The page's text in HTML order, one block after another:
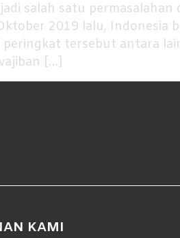
salah satu permasalahan
2019 lalu, Indonesia
tersebut antara
[…]
KAMI